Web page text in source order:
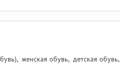
, женская обувь, детская обувь,